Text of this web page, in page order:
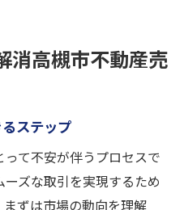
消高槻市不動産売
ステップ
て不安が伴うプロセスで
ズな取引を実現するため
ずは市場の動向を理解